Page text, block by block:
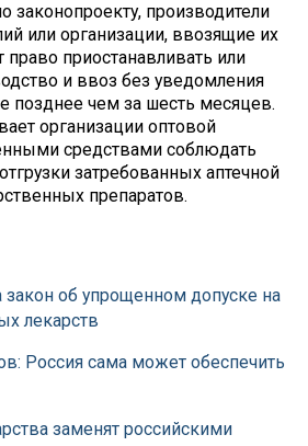
законопроекту, производители
или организации, ввозящие их
приостанавливать или
и ввоз без уведомления
позднее чем за шесть месяцев.
организации оптовой
средствами соблюдать
затребованных аптечной
препаратов.
закон об упрощенном допуске на
лекарств
Россия сама может обеспечить
заменят российскими